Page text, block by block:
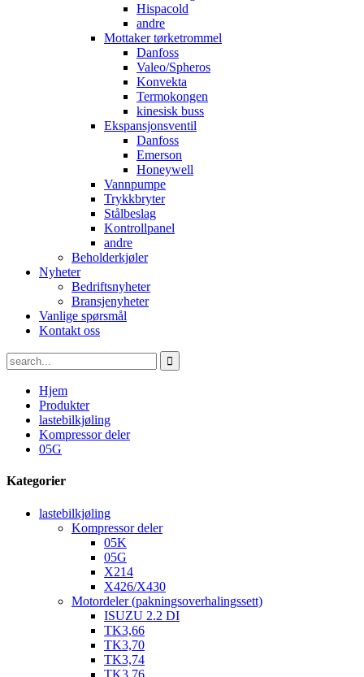
Hispacold
andre
Mottaker tørketrommel
Danfoss
Valeo/Spheros
Konvekta
Termokongen
kinesisk buss
Ekspansjonsventil
Danfoss
Emerson
Honeywell
Vannpumpe
Trykkbryter
Stålbeslag
Kontrollpanel
andre
Beholderkjøler
Nyheter
Bedriftsnyheter
Bransjenyheter
Vanlige spørsmål
Kontakt oss
Hjem
Produkter
lastebilkjøling
Kompressor deler
05G
Kategorier
lastebilkjøling
Kompressor deler
05K
05G
X214
X426/X430
Motordeler (pakningsoverhalingssett)
ISUZU 2.2 DI
TK3,66
TK3,70
TK3,74
TK3,76